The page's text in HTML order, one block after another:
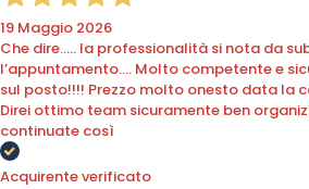
19 Maggio 2026
Che dire….. la professionalità si nota da
l’appuntamento…. Molto competente e
sul posto!!!! Prezzo molto onesto data la
Direi ottimo team sicuramente ben
continuate così
Acquirente verificato